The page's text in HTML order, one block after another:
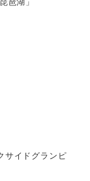
琶湖」
サイドグランピ